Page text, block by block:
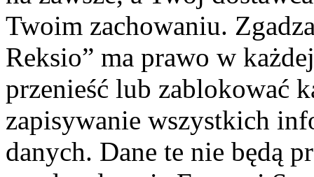
Twoim zachowaniu.
Reksio” ma prawo w
przenieść lub zablokować
zapisywanie wszystkich
danych. Dane te nie będą